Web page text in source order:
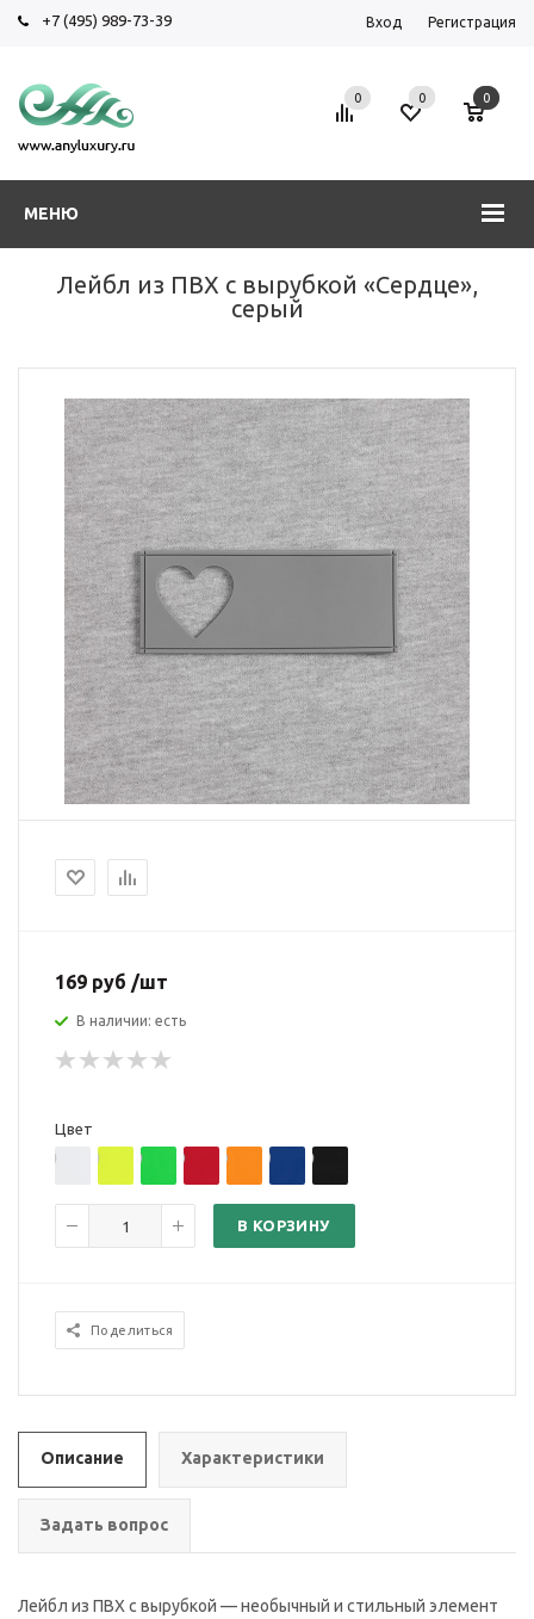
+7 (495) 989-73-39 Вход Регистрация
МЕНЮ
0 0 0
Лейбл из ПВХ с вырубкой «Сердце»,
серый
169 руб /шт
В наличии: есть
Цвет
В КОРЗИНУ
Поделиться
Описание Характеристики
Задать вопрос
Лейбл из ПВХ с вырубкой — необычный и стильный элемент